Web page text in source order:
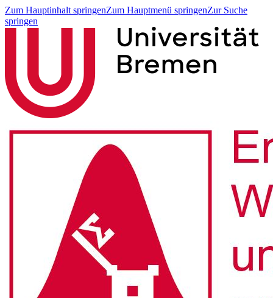
Zum Hauptinhalt springenZum Hauptmenü springenZur Suche
springen